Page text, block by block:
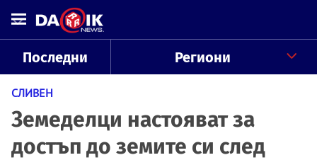
Последни Региони
СЛИВЕН
Земеделци настояват за
достъп до земите си след